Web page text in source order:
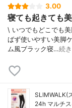
3.00
寝ても起きても
\ いつでもどこでも
ばず使いやすい美脚
ム風ブラック⁡⁡寝…続
SLIMWALK(
24h マルチ